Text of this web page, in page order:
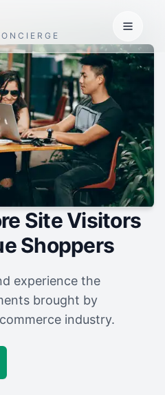
Site Visitors
Shoppers
experience the
brought by
industry.